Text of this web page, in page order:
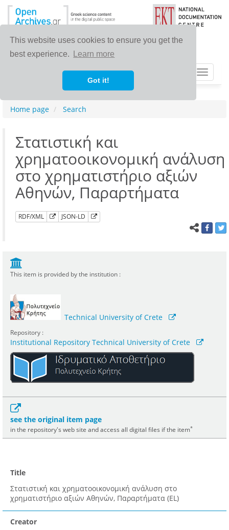
This website uses cookies to ensure you get the
best experience.
Learn more
Got it!
Toggle
Home page Search
Στατιστική και
χρηματοοικονομική ανάλυση
στο χρηματιστήριο αξιών
Αθηνών, Παραρτήματα
RDF/XML JSON-LD
This item is provided by the institution :
Technical University of Crete
Repository :
Institutional Repository Technical University of Crete
see the original item page
in the repository's web site and access all digital files if the item*
Title
Στατιστική και χρηματοοικονομική ανάλυση στο
χρηματιστήριο αξιών Αθηνών, Παραρτήματα (EL)
Creator